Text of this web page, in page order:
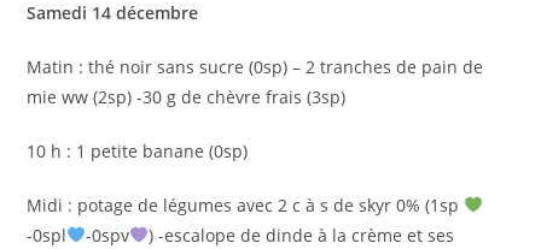
Samedi 14 décembre
Matin : thé noir sans sucre (0sp) – 2 tranches de pain de
mie ww (2sp) -30 g de chèvre frais (3sp)
10 h : 1 petite banane (0sp)
Midi : potage de légumes avec 2 c à s de skyr 0% (1sp
-0spl
-0spv
) -escalope de dinde à la crème et ses